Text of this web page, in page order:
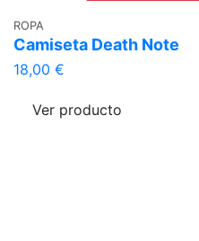
ROPA
Camiseta Death Note
18,00 €
Ver producto